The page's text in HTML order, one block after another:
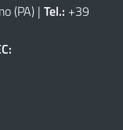
(PA) | Tel.: +39